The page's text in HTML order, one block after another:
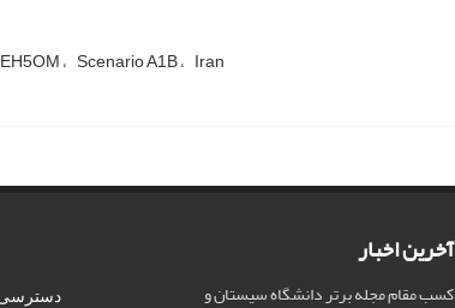
Scenario A1B Iran
آخرین اخبار
کسب مقام مجله برتر دانشگاه سیستان و دسترسی